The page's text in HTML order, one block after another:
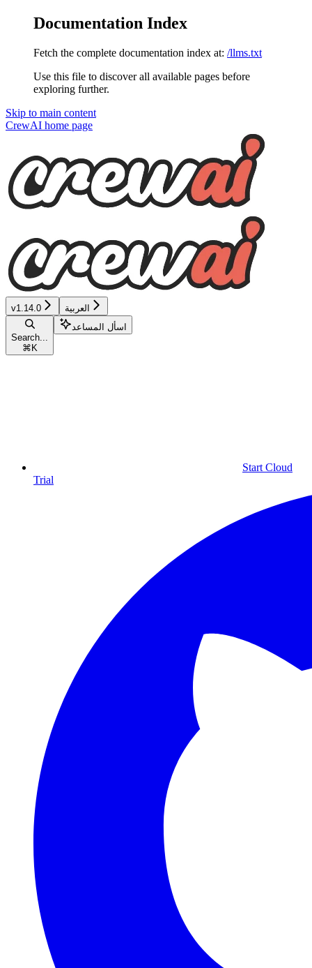
Documentation Index
Fetch the complete documentation index at: /llms.txt
Use this file to discover all available pages before
exploring further.
Skip to main content
CrewAI home page
v1.14.0 العربية
Search...
⌘ K
اسأل المساعد
Start Cloud
Trial